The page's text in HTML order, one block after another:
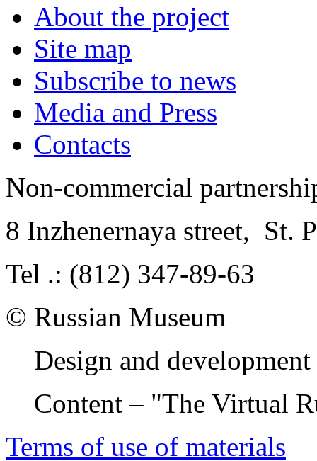
About the project
Site map
Subscribe to news
Media and Press
Contacts
Non-commercial
8 Inzhenernaya street, St.
Tel .: (812) 347-89-63
© Russian Museum
Design and
Content – "The Virtual
Terms of use of materials